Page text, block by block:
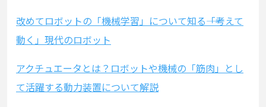
改めてロボットの「機械学習」について知る――「考えて
動く」現代のロボット
アクチュエータとは？ロボットや機械の「筋肉」とし
て活躍する動力装置について解説